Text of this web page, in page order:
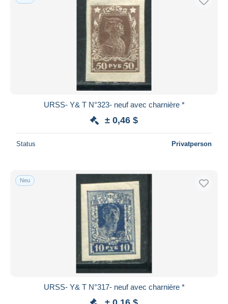
URSS- Y& T N°323- neuf avec charnière *
± 0,46 $
Status Privatperson
Neu
URSS- Y& T N°317- neuf avec charnière *